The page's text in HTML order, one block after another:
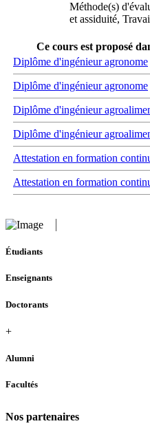
Méthode(s)
et assiduité,
Ce cours est proposé
Diplôme d'ingénieur agronome
Diplôme d'ingénieur agronome
Diplôme d'ingénieur
Diplôme d'ingénieur
Attestation en formation
Attestation en formation
Étudiants
Enseignants
Doctorants
+
Alumni
Facultés
Nos partenaires